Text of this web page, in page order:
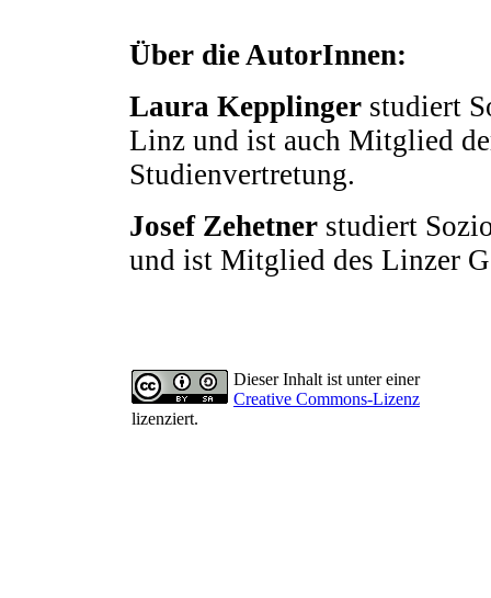
Über die AutorInnen:
Laura Kepplinger studiert
Linz und ist auch Mitglied
Studienvertretung.
Josef Zehetner studiert
und ist Mitglied des Linzer
Dieser Inhalt ist unter einer
Creative Commons-Lizenz
lizenziert.